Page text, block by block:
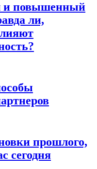
и повышенный
ли,
прошлого,
сегодня